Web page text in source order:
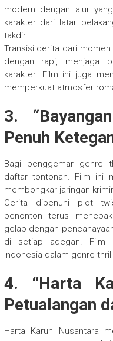
modern dengan alur
karakter dari latar
takdir.
Transisi cerita dari
dengan rapi, menjaga
karakter. Film ini juga
memperkuat atmosfer
3.
Penuh
Bagi penggemar genre
daftar tontonan. Film ini
membongkar jaringan
Cerita dipenuhi plot
penonton terus
gelap dengan
di setiap adegan. Film
Indonesia dalam genre
4. “Harta
Petualangan
Harta Karun Nusantara